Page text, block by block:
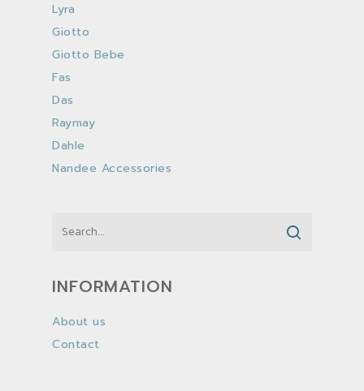
Lyra
Giotto
Giotto Bebe
Fas
Das
Raymay
Dahle
Nandee Accessories
INFORMATION
About us
Contact